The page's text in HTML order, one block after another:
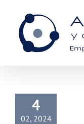
content
4
02, 2024